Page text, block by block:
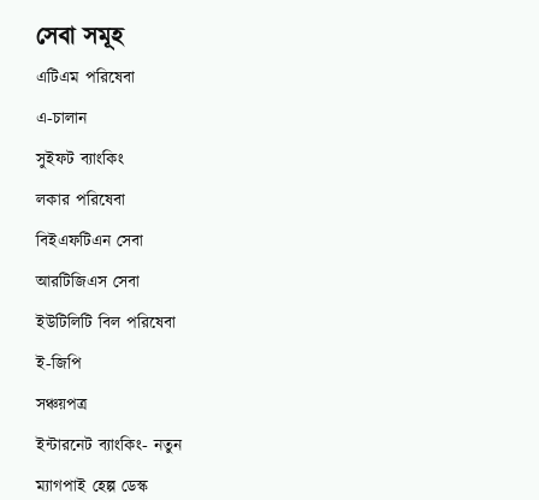
সেবা সমূহ
এটিএম পরিষেবা
এ-চালান
সুইফট ব্যাংকিং
লকার পরিষেবা
বিইএফটিএন সেবা
আরটিজিএস সেবা
ইউটিলিটি বিল পরিষেবা
ই-জিপি
সঞ্চয়পত্র
ইন্টারনেট ব্যাংকিং- নতুন
ম্যাগপাই হেল্প ডেস্ক